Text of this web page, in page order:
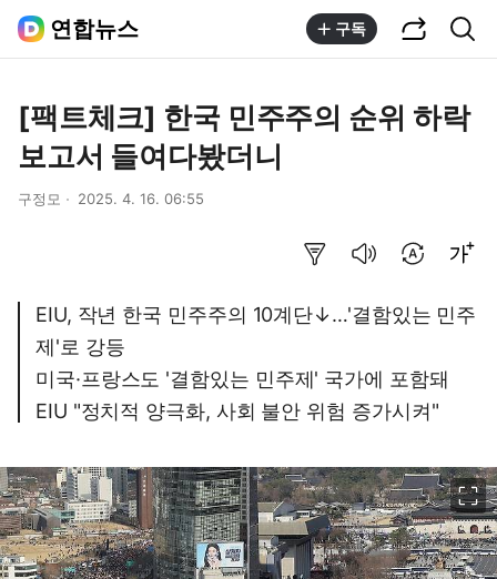
연합뉴스 구독
[팩트체크] 한국 민주주의 순위 하락
보고서 들여다봤더니
구정모 2025. 4. 16. 06:55
EIU, 작년 한국 민주주의 10계단↓…'결함있는 민주
제'로 강등
미국·프랑스도 '결함있는 민주제' 국가에 포함돼
EIU "정치적 양극화, 사회 불안 위험 증가시켜"